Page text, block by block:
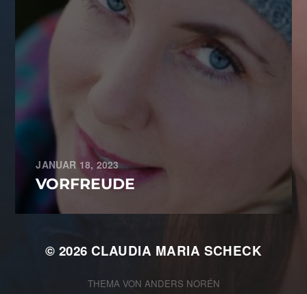
JANUAR 18, 2023
VORFREUDE
© 2026 CLAUDIA MARIA SCHECK
THEMA VON ANDERS NORÉN